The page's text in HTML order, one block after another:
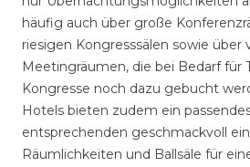
häufig auch über große
riesigen Kongresssälen sowie über
Meetingräumen, die bei Bedarf für
Kongresse noch dazu gebucht
Hotels bieten zudem ein
entsprechenden geschmackvoll
Räumlichkeiten und Ballsäle für